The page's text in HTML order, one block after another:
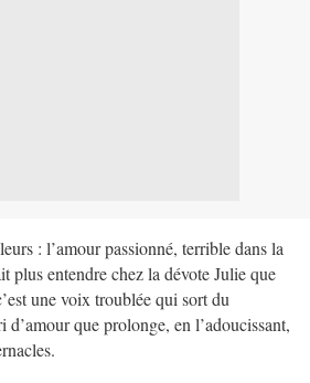
: l’amour passionné, terrible dans la
plus entendre chez la dévote Julie que
une voix troublée qui sort du
que prolonge, en l’adoucissant,